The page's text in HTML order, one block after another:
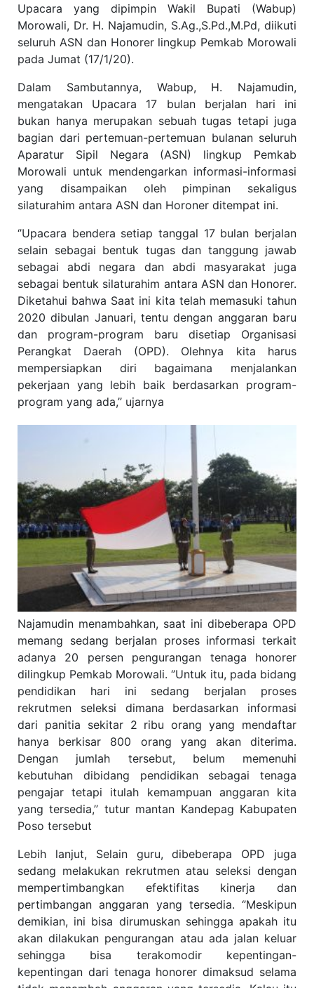
Upacara yang dipimpin Wakil Bupati (Wabup)
Morowali, Dr. H. Najamudin, S.Ag.,S.Pd.,M.Pd, diikuti
seluruh ASN dan Honorer lingkup Pemkab Morowali
pada Jumat (17/1/20).
Dalam Sambutannya, Wabup, H. Najamudin,
mengatakan Upacara 17 bulan berjalan hari ini
bukan hanya merupakan sebuah tugas tetapi juga
bagian dari pertemuan-pertemuan bulanan seluruh
Aparatur Sipil Negara (ASN) lingkup Pemkab
Morowali untuk mendengarkan informasi-informasi
yang disampaikan oleh pimpinan sekaligus
silaturahim antara ASN dan Horoner ditempat ini.
‘’Upacara bendera setiap tanggal 17 bulan berjalan
selain sebagai bentuk tugas dan tanggung jawab
sebagai abdi negara dan abdi masyarakat juga
sebagai bentuk silaturahim antara ASN dan Honorer.
Diketahui bahwa Saat ini kita telah memasuki tahun
2020 dibulan Januari, tentu dengan anggaran baru
dan program-program baru disetiap Organisasi
Perangkat Daerah (OPD). Olehnya kita harus
mempersiapkan diri bagaimana menjalankan
pekerjaan yang lebih baik berdasarkan program-
program yang ada,’’ ujarnya
Najamudin menambahkan, saat ini dibeberapa OPD
memang sedang berjalan proses informasi terkait
adanya 20 persen pengurangan tenaga honorer
dilingkup Pemkab Morowali. ‘’Untuk itu, pada bidang
pendidikan hari ini sedang berjalan proses
rekrutmen seleksi dimana berdasarkan informasi
dari panitia sekitar 2 ribu orang yang mendaftar
hanya berkisar 800 orang yang akan diterima.
Dengan jumlah tersebut, belum memenuhi
kebutuhan dibidang pendidikan sebagai tenaga
pengajar tetapi itulah kemampuan anggaran kita
yang tersedia,’’ tutur mantan Kandepag Kabupaten
Poso tersebut
Lebih lanjut, Selain guru, dibeberapa OPD juga
sedang melakukan rekrutmen atau seleksi dengan
mempertimbangkan efektifitas kinerja dan
pertimbangan anggaran yang tersedia. ‘’Meskipun
demikian, ini bisa dirumuskan sehingga apakah itu
akan dilakukan pengurangan atau ada jalan keluar
sehingga bisa terakomodir kepentingan-
kepentingan dari tenaga honorer dimaksud selama